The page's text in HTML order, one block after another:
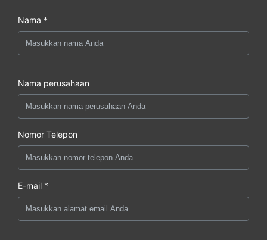
Nama *
Nama perusahaan
Nomor Telepon
E-mail *